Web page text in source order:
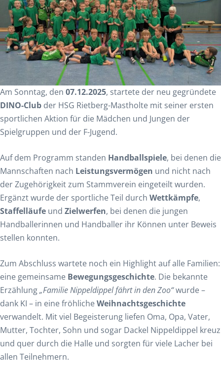
Am Sonntag, den 07.12.2025, startete der neu gegründete
DINO-Club der HSG Rietberg-Mastholte mit seiner ersten
sportlichen Aktion für die Mädchen und Jungen der
Spielgruppen und der F-Jugend.
Auf dem Programm standen Handballspiele, bei denen die
Mannschaften nach Leistungsvermögen und nicht nach
der Zugehörigkeit zum Stammverein eingeteilt wurden.
Ergänzt wurde der sportliche Teil durch Wettkämpfe,
Staffelläufe und Zielwerfen, bei denen die jungen
Handballerinnen und Handballer ihr Können unter Beweis
stellen konnten.
Zum Abschluss wartete noch ein Highlight auf alle Familien:
eine gemeinsame Bewegungsgeschichte. Die bekannte
Erzählung„Familie Nippeldippel fährt in den Zoo“wurde –
dank KI – in eine fröhlicheWeihnachtsgeschichte
verwandelt. Mit viel Begeisterung liefen Oma, Opa, Vater,
Mutter, Tochter, Sohn und sogar Dackel Nippeldippel kreuz
und quer durch die Halle und sorgten für viele Lacher bei
allen Teilnehmern.